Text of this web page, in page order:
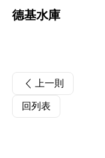
德基水庫
上一則
回列表